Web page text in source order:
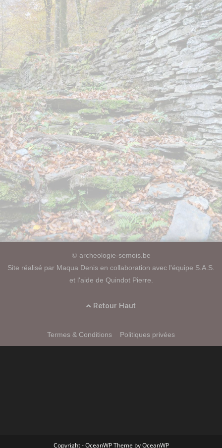
© archeologie-semois.be
Site réalisé par Maqua Denis en collaboration avec l'équipe S.A.S.
et l'aide de Quindot Pierre.
Retour Haut
Termes & Conditions Politiques privées
Copyright - OceanWP Theme by OceanWP